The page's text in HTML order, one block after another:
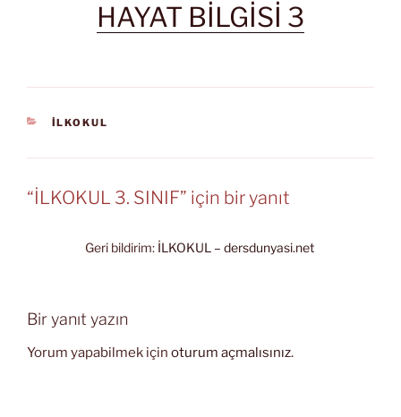
HAYAT BİLGİSİ 3
KATEGORILER
İLKOKUL
“İLKOKUL 3. SINIF” için bir yanıt
Geri bildirim: İLKOKUL – dersdunyasi.net
Bir yanıt yazın
Yorum yapabilmek için oturum açmalısınız.